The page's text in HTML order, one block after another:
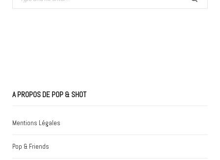
for:
A PROPOS DE POP & SHOT
Mentions Légales
Pop & Friends